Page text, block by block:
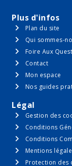
Plus d'infos
Plan du site
Qui sommes-
Foire Aux
Contact
Mon espace
Nos guides
Légal
Gestion des
Conditions
Conditions
Mentions
Protection des